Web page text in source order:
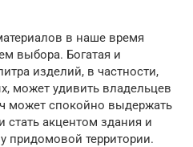
в наше время
выбора. Богатая и
изделий, в частности,
может удивить владельцев
может спокойно выдержать
стать акцентом здания и
территории.